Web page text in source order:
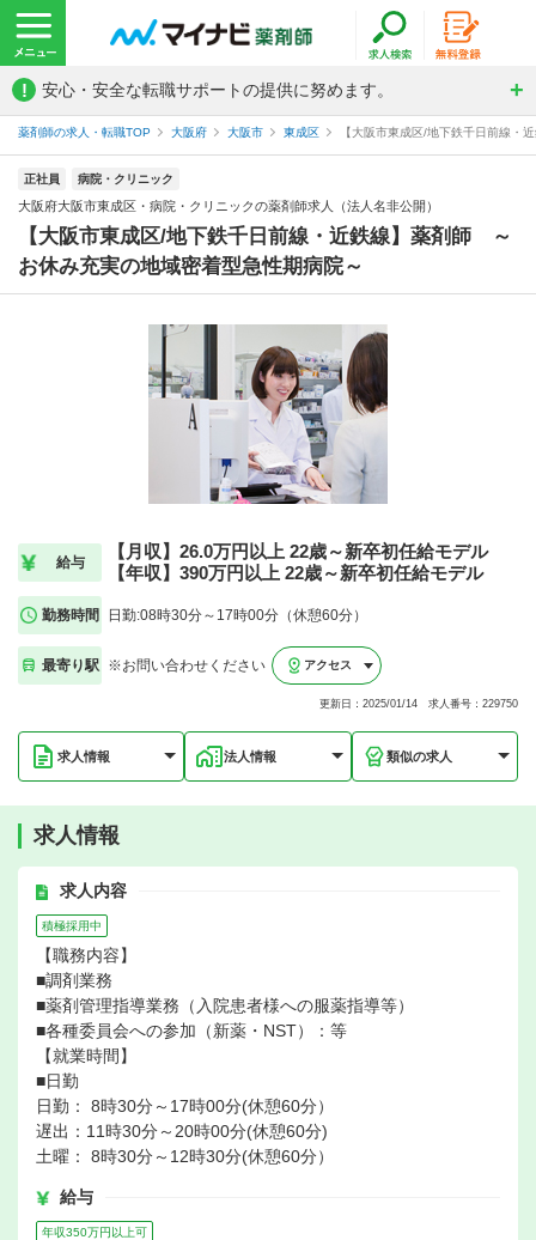
! 安心・安全な転職サポートの提供に努めます。
薬剤師の求人・転職TOP 大阪府 大阪市 東成区 【大阪市東成区/地下鉄千日前線
正社員 病院・クリニック
大阪府大阪市東成区・病院・クリニックの薬剤師求人（法人名非公開）
【大阪市東成区/地下鉄千日前線・近鉄線】薬剤師 ～
お休み充実の地域密着型急性期病院～
給与
【月収】26.0万円以上 22歳～新卒初任給モデル
【年収】390万円以上 22歳～新卒初任給モデル
勤務時間 日勤:08時30分～17時00分（休憩60分）
最寄り駅 ※お問い合わせください アクセス
更新日：2025/01/14 求人番号：229750
求人情報 法人情報 類似の求人
求人情報
求人内容
積極採用中
【職務内容】
■調剤業務
■薬剤管理指導業務（入院患者様への服薬指導等）
■各種委員会への参加（新薬・NST）：等
【就業時間】
■日勤
日勤： 8時30分～17時00分(休憩60分）
遅出：11時30分～20時00分(休憩60分)
土曜： 8時30分～12時30分(休憩60分）
給与
年収350万円以上可